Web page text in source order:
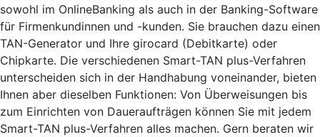
sowohl im OnlineBanking als auch in der Banking-Software
für Firmenkundinnen und -kunden. Sie brauchen dazu einen
TAN-Generator und Ihre girocard (Debitkarte) oder
Chipkarte. Die verschiedenen Smart-TAN plus-Verfahren
unterscheiden sich in der Handhabung voneinander, bieten
Ihnen aber dieselben Funktionen: Von Überweisungen bis
zum Einrichten von Daueraufträgen können Sie mit jedem
Smart-TAN plus-Verfahren alles machen. Gern beraten wir